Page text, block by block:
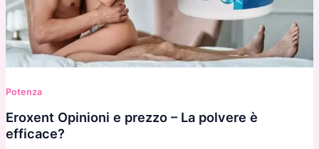
Potenza
Eroxent Opinioni e prezzo – La polvere è
efficace?